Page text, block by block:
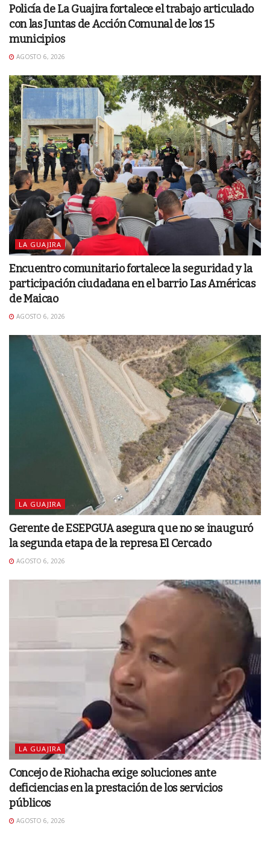
Policía de La Guajira fortalece el trabajo articulado
con las Juntas de Acción Comunal de los 15
municipios
AGOSTO 6, 2026
LA GUAJIRA
Encuentro comunitario fortalece la seguridad y la
participación ciudadana en el barrio Las Américas
de Maicao
AGOSTO 6, 2026
LA GUAJIRA
Gerente de ESEPGUA asegura que no se inauguró
la segunda etapa de la represa El Cercado
AGOSTO 6, 2026
LA GUAJIRA
Concejo de Riohacha exige soluciones ante
deficiencias en la prestación de los servicios
públicos
AGOSTO 6, 2026